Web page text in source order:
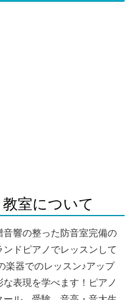
室について
響の整った防音室完備の
ドピアノでレッスンして
楽器でのレッスン♪アップ
表現を学べます！ピアノ